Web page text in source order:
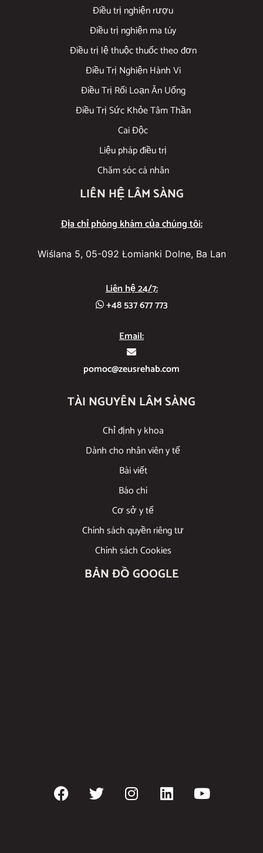
Điều trị nghiện rượu
Điều trị nghiện ma túy
Điều trị lệ thuộc thuốc theo đơn
Điều Trị Nghiện Hành Vi
Điều Trị Rối Loạn Ăn Uống
Điều Trị Sức Khỏe Tâm Thần
Cai Độc
Liệu pháp điều trị
Chăm sóc cá nhân
LIÊN HỆ LÂM SÀNG
Địa chỉ phòng khám của chúng tôi:
Wiślana 5, 05-092 Łomianki Dolne, Ba Lan
Liên hệ 24/7:
+48 537 677 773
Email:
pomoc@zeusrehab.com
TÀI NGUYÊN LÂM SÀNG
Chỉ định y khoa
Dành cho nhân viên y tế
Bài viết
Báo chí
Cơ sở y tế
Chính sách quyền riêng tư
Chính sách Cookies
BẢN ĐỒ GOOGLE